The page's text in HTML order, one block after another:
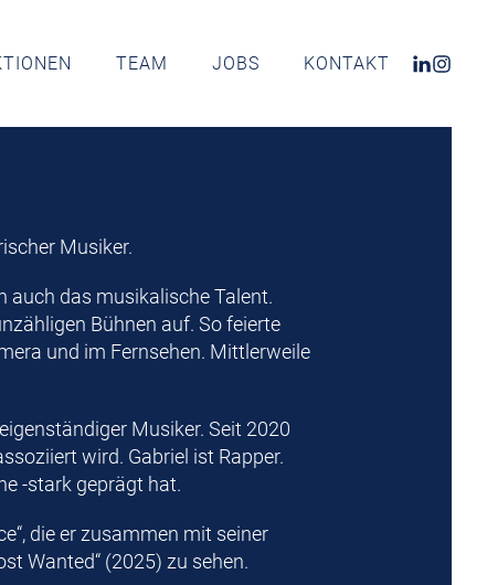
TEAM JOBS KONTAKT
Musiker.
auch das musikalische Talent.
Bühnen auf. So feierte
und im Fernsehen. Mittlerweile
Musiker. Seit 2020
wird. Gabriel ist Rapper.
-stark geprägt hat.
die er zusammen mit seiner
Wanted“ (2025) zu sehen.